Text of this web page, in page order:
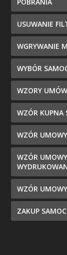
USUWANIE
WGRYWANIE
WYBÓR
WZORY
WZÓR KUPNA
WZÓR
WZÓR
WZÓR
ZAKUP